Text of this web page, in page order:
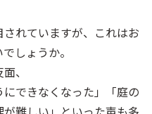
されていますが、これはお
しょうか。
、
にできなくなった」「庭の